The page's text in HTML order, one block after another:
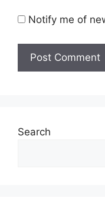
Notify me of
Search